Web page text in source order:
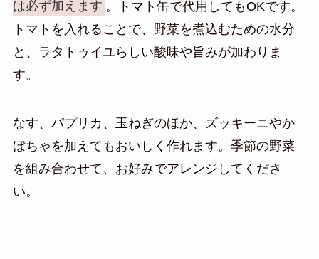
は必ず加えます 。トマト缶で代用してもOKです。
トマトを入れることで、野菜を煮込むための水分
と、ラタトゥイユらしい酸味や旨みが加わりま
す。
なす、パプリカ、玉ねぎのほか、ズッキーニやか
ぼちゃを加えてもおいしく作れます。季節の野菜
を組み合わせて、お好みでアレンジしてくださ
い。